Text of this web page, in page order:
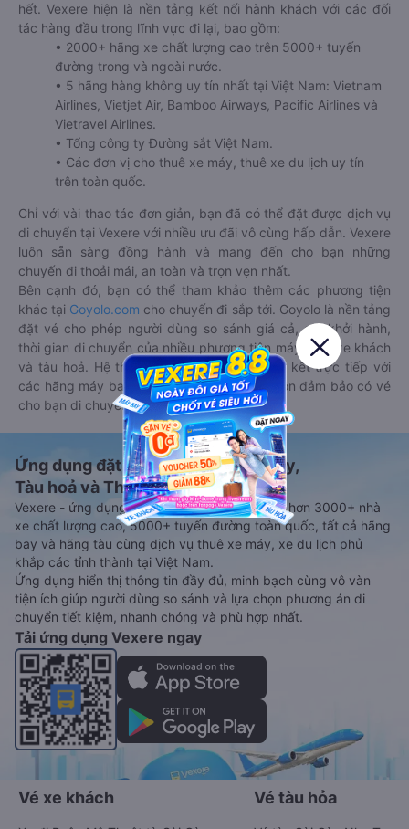
hết. Vexere hiện là nền tảng kết nối hành khách với các đối
tác hàng đầu trong lĩnh vực đi lại, bao gồm:
• 2000+ hãng xe chất lượng cao trên 5000+ tuyến
đường trong và ngoài nước.
• 5 hãng hàng không uy tín nhất tại Việt Nam: Vietnam
Airlines, Vietjet Air, Bamboo Airways, Pacific Airlines và
Vietravel Airlines.
• Tổng công ty Đường sắt Việt Nam.
• Các đơn vị cho thuê xe máy, thuê xe du lịch uy tín
trên toàn quốc.
Chỉ với vài thao tác đơn giản, bạn đã có thể đặt được dịch vụ
di chuyển tại Vexere với nhiều ưu đãi vô cùng hấp dẫn. Vexere
luôn sẵn sàng đồng hành và mang đến cho bạn những
chuyến đi thoải mái, an toàn và trọn vẹn nhất.
Bên cạnh đó, bạn có thể tham khảo thêm các phương tiện
khác tại Goyolo.com cho chuyến đi sắp tới. Goyolo là nền tảng
đặt vé cho phép người dùng so sánh giá cả, giờ khởi hành,
thời gian di chuyển của nhiều phương tiện máy bay, xe khách
và tàu hoả. Hệ thống của Goyolo được liên kết trực tiếp với
các hãng máy bay, xe khách và tàu hoả, luôn đảm bảo có vé
cho bạn di chuyển.
Ứng dụng đặt vé Xe khách, Máy bay,
Tàu hoả và Thuê xe
Vexere - ứng dụng đặt vé đa phương tiện với hơn 3000+ nhà
xe chất lượng cao, 5000+ tuyến đường toàn quốc, tất cả hãng
bay và hãng tàu cùng dịch vụ thuê xe máy, xe du lịch phủ
khắp các tỉnh thành tại Việt Nam.
Ứng dụng hiển thị thông tin đầy đủ, minh bạch cùng vô vàn
tiện ích giúp người dùng so sánh và lựa chọn phương án di
chuyển tiết kiệm, nhanh chóng và phù hợp nhất.
Tải ứng dụng Vexere ngay
Vé xe khách Vé tàu hỏa